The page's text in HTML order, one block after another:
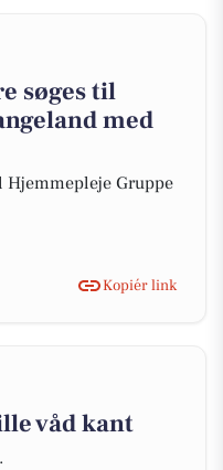
søges til
med
Hjemmepleje Gruppe
Kopiér link
våd kant